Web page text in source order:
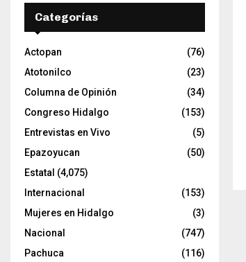
Categorías
Actopan
(76)
Atotonilco
(23)
Columna de Opinión
(34)
Congreso Hidalgo
(153)
Entrevistas en Vivo
(5)
Epazoyucan
(50)
Estatal (4,075)
Internacional
(153)
Mujeres en Hidalgo
(3)
Nacional
(747)
Pachuca
(116)